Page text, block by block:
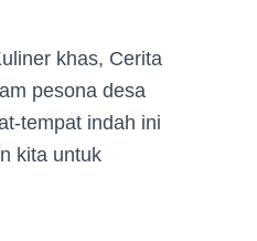
khas, Cerita
pesona desa
tempat indah ini
kita untuk